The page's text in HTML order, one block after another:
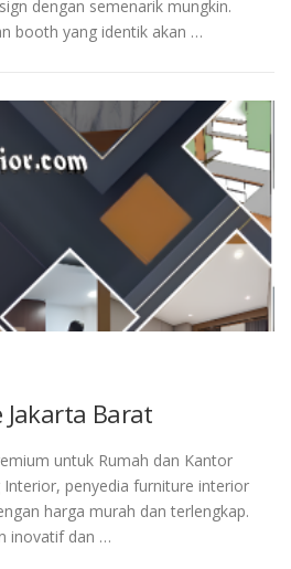
dengan semenarik mungkin.
booth yang identik akan …
Barat
untuk Rumah dan Kantor
penyedia furniture interior
harga murah dan terlengkap.
inovatif dan …